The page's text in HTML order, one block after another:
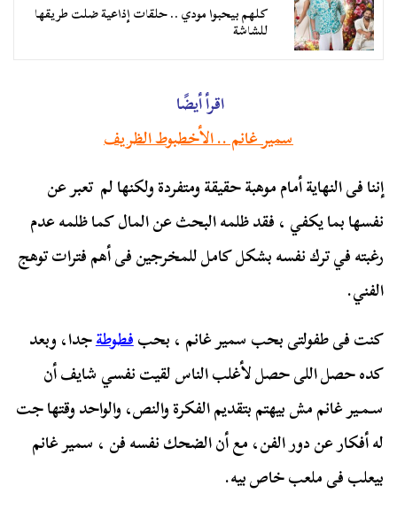
كلهم بيحبوا مودي .. حلقات إذاعية ضلت طريقها
للشاشة
اقرأ أيضًا
سمير غانم .. الأخطبوط الظريف
إننا فى النهاية أمام موهبة حقيقة ومتفردة ولكنها لم تعبر عن
نفسها بما يكفي ، فقد ظلمه البحث عن المال كما ظلمه عدم
رغبته في ترك نفسه بشكل كامل للمخرجين فى أهم فترات توهج
الفني.
كنت فى طفولتى بحب سمير غانم ، بحبفطوطةجدا، وبعد
كده حصل اللى حصل لأغلب الناس لقيت نفسي شايف أن
سـمـير غانم مش بيهتم بتقديم الفكرة والنص، والواحد وقتها جت
له أفكار عن دور الفن، مع أن الضحك نفسه فن ، سمير غانم
بيعلب فى ملعب خاص بيه.